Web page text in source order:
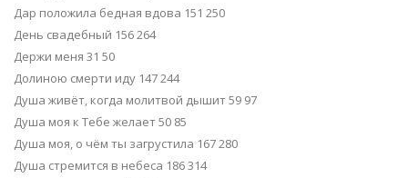
Дар положила бедная вдова 151 250
День свадебный 156 264
Держи меня 31 50
Долиною смерти иду 147 244
Душа живёт, когда молитвой дышит 59 97
Душа моя к Тебе желает 50 85
Душа моя, о чём ты загрустила 167 280
Душа стремится в небеса 186 314